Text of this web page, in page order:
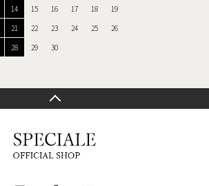
14 15 16 17 18
19
21 22 23 24 25
26
28 29 30